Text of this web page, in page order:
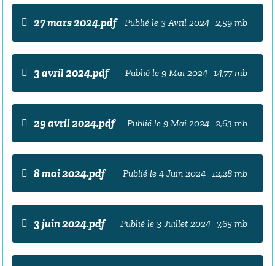
27 mars 2024.pdf Publié le 3 Avril 2024 2,59 mb
3 avril 2024.pdf Publié le 9 Mai 2024 14,77 mb
29 avril 2024.pdf Publié le 9 Mai 2024 2,63 mb
8 mai 2024.pdf Publié le 4 Juin 2024 12,28 mb
3 juin 2024.pdf Publié le 3 Juillet 2024 7,65 mb